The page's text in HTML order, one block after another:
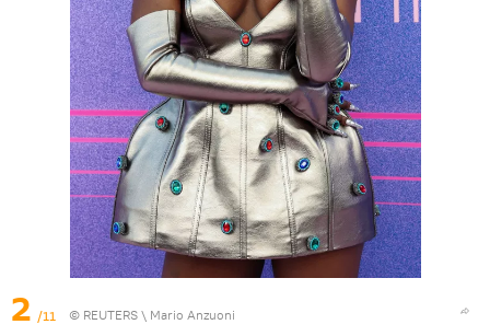
2 /11 © REUTERS \ Mario Anzuoni